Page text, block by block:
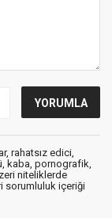
rahatsız edici,
kaba, pornografik,
niteliklerde
sorumluluk içeriği